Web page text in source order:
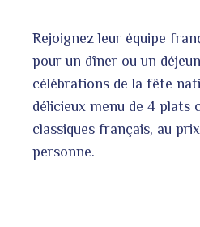
Rejoignez leur équipe
pour un dîner ou un
célébrations de la fête
délicieux menu de 4 plats
classiques français, au
personne.